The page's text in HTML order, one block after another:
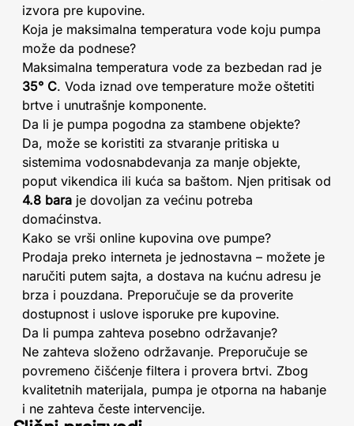
izvora pre kupovine.
Koja je maksimalna temperatura vode koju pumpa
može da podnese?
Maksimalna temperatura vode za bezbedan rad je
35° C. Voda iznad ove temperature može oštetiti
brtve i unutrašnje komponente.
Da li je pumpa pogodna za stambene objekte?
Da, može se koristiti za stvaranje pritiska u
sistemima vodosnabdevanja za manje objekte,
poput vikendica ili kuća sa baštom. Njen pritisak od
4.8 bara je dovoljan za većinu potreba
domaćinstva.
Kako se vrši online kupovina ove pumpe?
Prodaja preko interneta je jednostavna – možete je
naručiti putem sajta, a dostava na kućnu adresu je
brza i pouzdana. Preporučuje se da proverite
dostupnost i uslove isporuke pre kupovine.
Da li pumpa zahteva posebno održavanje?
Ne zahteva složeno održavanje. Preporučuje se
povremeno čišćenje filtera i provera brtvi. Zbog
kvalitetnih materijala, pumpa je otporna na habanje
i ne zahteva česte intervencije.